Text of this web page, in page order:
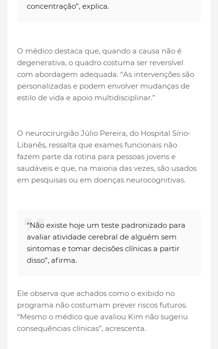
concentração”, explica.
O médico destaca que, quando a causa não é
degenerativa, o quadro costuma ser reversível
com abordagem adequada. “As intervenções são
personalizadas e podem envolver mudanças de
estilo de vida e apoio multidisciplinar.”
O neurocirurgião Júlio Pereira, do Hospital Sírio-
Libanês, ressalta que exames funcionais não
fazem parte da rotina para pessoas jovens e
saudáveis e que, na maioria das vezes, são usados
em pesquisas ou em doenças neurocognitivas.
“Não existe hoje um teste padronizado para
avaliar atividade cerebral de alguém sem
sintomas e tomar decisões clínicas a partir
disso”, afirma.
Ele observa que achados como o exibido no
programa não costumam prever riscos futuros.
“Mesmo o médico que avaliou Kim não sugeriu
consequências clínicas”, acrescenta.